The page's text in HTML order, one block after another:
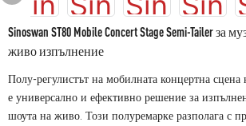
Sinoswan ST80 Mobile Concert Stage Semi-Tailer за
живо изпълнение
Полу-регулистът на мобилната концертна
е универсално и ефективно решение за
шоута на живо. Този полуремарке разполага с